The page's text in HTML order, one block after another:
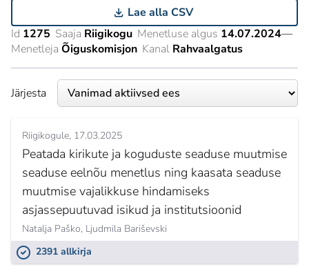
Lae alla CSV
Id 1275 Saaja Riigikogu Menetluse algus 14.07.2024—
Menetleja Õiguskomisjon Kanal Rahvaalgatus
Järjesta
Riigikogule 17.03.2025
Peatada kirikute ja koguduste seaduse muutmise
seaduse eelnõu menetlus ning kaasata seaduse
muutmise vajalikkuse hindamiseks
asjassepuutuvad isikud ja institutsioonid
Natalja Paško, Ljudmila Bariševski
2391 allkirja